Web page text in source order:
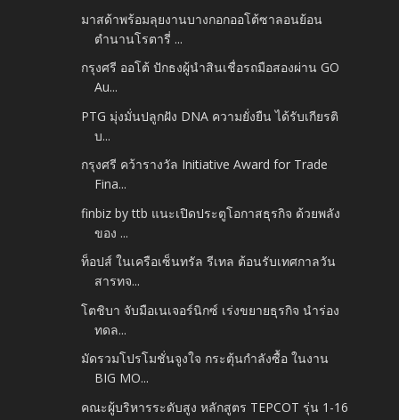
มาสด้าพร้อมลุยงานบางกอกออโต้ซาลอนย้อน
ตำนานโรตารี่ ...
กรุงศรี ออโต้ ปักธงผู้นำสินเชื่อรถมือสองผ่าน GO
Au...
PTG มุ่งมั่นปลูกฝัง DNA ความยั่งยืน ได้รับเกียรติ
บ...
กรุงศรี คว้ารางวัล Initiative Award for Trade
Fina...
finbiz by ttb แนะเปิดประตูโอกาสธุรกิจ ด้วยพลัง
ของ ...
ท็อปส์ ในเครือเซ็นทรัล รีเทล ต้อนรับเทศกาลวัน
สารทจ...
โตชิบา จับมือเนเจอร์นิกซ์ เร่งขยายธุรกิจ นำร่อง
ทดล...
มัดรวมโปรโมชั่นจูงใจ กระตุ้นกำลังซื้อ ในงาน
BIG MO...
คณะผู้บริหารระดับสูง หลักสูตร TEPCOT รุ่น 1-16